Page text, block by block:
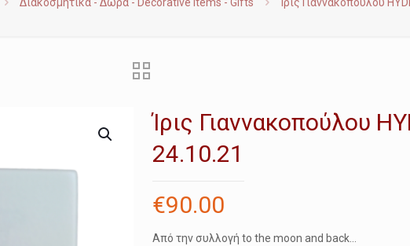
Ίρις Γιαννακοπούλου
24.10.21
€90.00
Από την συλλογή to the moon and back…